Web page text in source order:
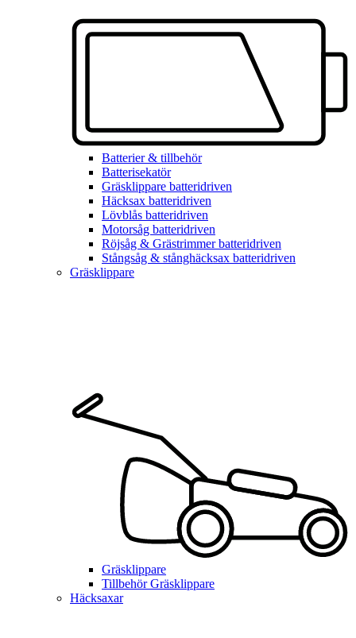
Batterier & tillbehör
Batterisekatör
Gräsklippare batteridriven
Häcksax batteridriven
Lövblås batteridriven
Motorsåg batteridriven
Röjsåg & Grästrimmer batteridriven
Stångsåg & stånghäcksax batteridriven
Gräsklippare
Gräsklippare
Tillbehör Gräsklippare
Häcksaxar